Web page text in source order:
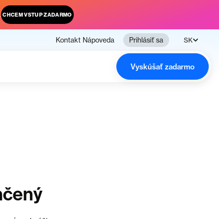
CHCEM VSTUP ZADARMO
Kontakt Nápoveda Prihlásiť sa SK
Vyskúšať zadarmo